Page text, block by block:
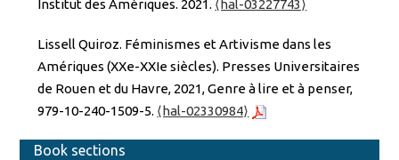
Institut des Amériques. 2021. ⟨hal-03227743⟩
Lissell Quiroz. Féminismes et Artivisme dans les
Amériques (XXe-XXIe siècles). Presses Universitaires
de Rouen et du Havre, 2021, Genre à lire et à penser,
979-10-240-1509-5. ⟨hal-02330984⟩
Book sections